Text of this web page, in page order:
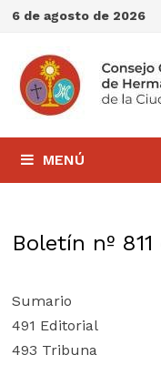
Saltar
contenido
6 de agosto de 2026
MENÚ
Boletín nº
Sumario
491 Editorial
493 Tribuna